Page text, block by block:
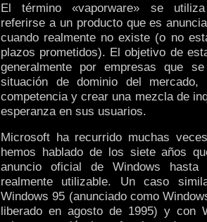
El término «vaporware» se
referirse a un producto que es
cuando realmente no existe (o no
plazos prometidos). El objetivo de
generalmente por empresas que
situación de dominio del
competencia y crear una mezcla de
esperanza en sus usuarios.
Microsoft ha recurrido muchas
hemos hablado de los siete años
anuncio oficial de Windows hasta
realmente utilizable. Un caso
Windows 95 (anunciado como
liberado en agosto de 1995) y con